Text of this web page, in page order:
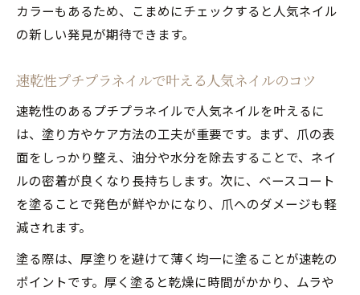
カラーもあるため、こまめにチェックすると人気ネイル
の新しい発見が期待できます。
速乾性プチプラネイルで叶える人気ネイルのコツ
速乾性のあるプチプラネイルで人気ネイルを叶えるに
は、塗り方やケア方法の工夫が重要です。まず、爪の表
面をしっかり整え、油分や水分を除去することで、ネイ
ルの密着が良くなり長持ちします。次に、ベースコート
を塗ることで発色が鮮やかになり、爪へのダメージも軽
減されます。
塗る際は、厚塗りを避けて薄く均一に塗ることが速乾の
ポイントです。厚く塗ると乾燥に時間がかかり、ムラや